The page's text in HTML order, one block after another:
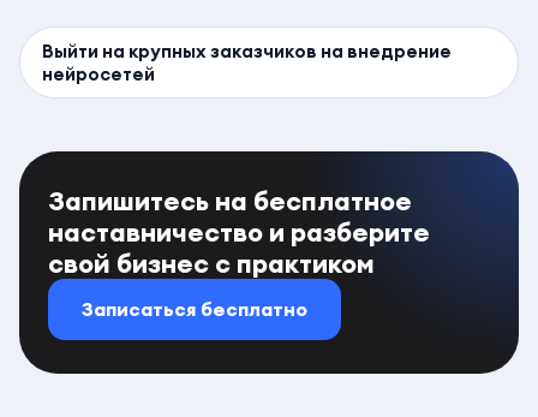
Выйти на крупных заказчиков на внедрение
нейросетей
Запишитесь на бесплатное
наставничество и разберите
свой бизнес с практиком
Записаться бесплатно